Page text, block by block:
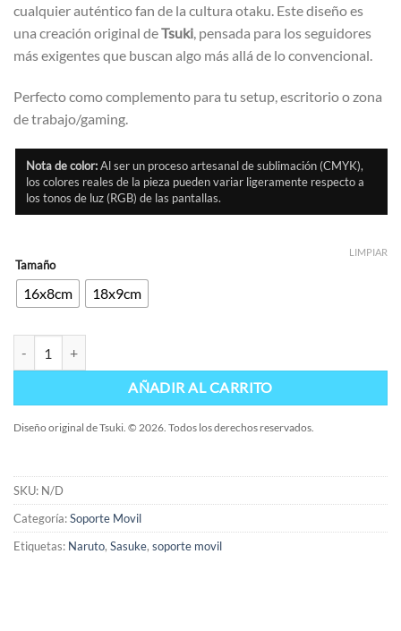
cualquier auténtico fan de la cultura otaku. Este diseño es
una creación original deTsuki, pensada para los seguidores
más exigentes que buscan algo más allá de lo convencional.
Perfecto como complemento para tu setup, escritorio o zona
de trabajo/gaming.
Nota de color:Al ser un proceso artesanal de sublimación (CMYK),
los colores reales de la pieza pueden variar ligeramente respecto a
los tonos de luz (RGB) de las pantallas.
Tamaño
16x8cm 18x9cm
LIMPIAR
AÑADIR AL CARRITO
Diseño original de Tsuki. © 2026. Todos los derechos reservados.
SKU: N/D
Categoría:Soporte Movil
Etiquetas: Naruto, Sasuke, soporte movil